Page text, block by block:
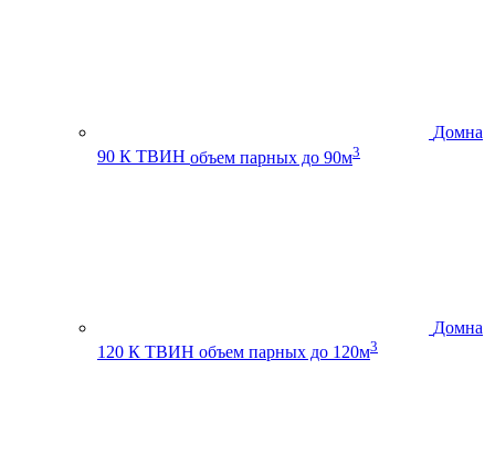
Домна
90 К ТВИН объем парных до 90м3
Домна
120 К ТВИН объем парных до 120м3